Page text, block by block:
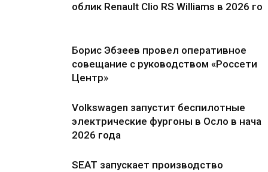
облик Renault Clio RS Williams в 2026
Борис Эбзеев провел оперативное
совещание с руководством «Россети
Центр»
Volkswagen запустит беспилотные
электрические фургоны в Осло в
2026 года
SEAT запускает производство